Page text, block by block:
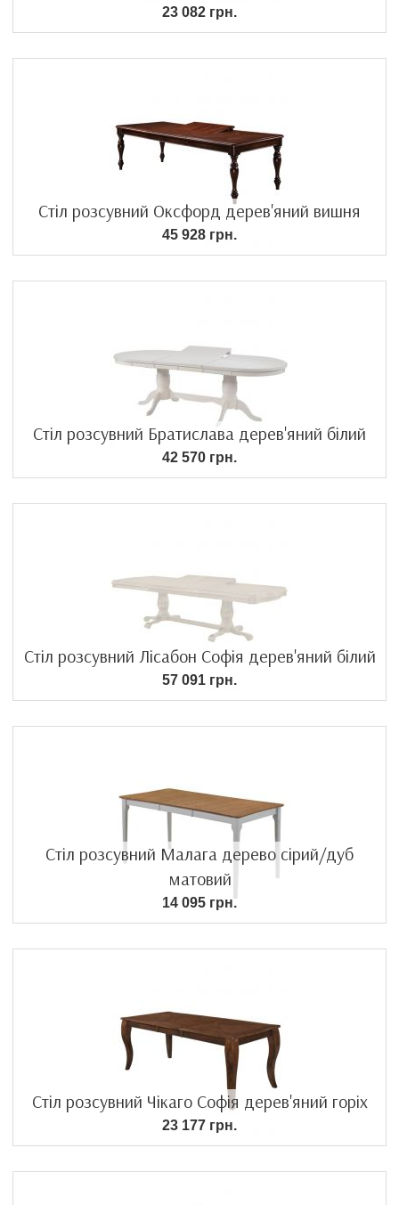
23 082 грн.
Стіл розсувний Оксфорд дерев'яний вишня
45 928 грн.
Стіл розсувний Братислава дерев'яний білий
42 570 грн.
Стіл розсувний Лісабон Софія дерев'яний білий
57 091 грн.
Стіл розсувний Малага дерево сірий/дуб
матовий
14 095 грн.
Стіл розсувний Чікаго Софія дерев'яний горіх
23 177 грн.